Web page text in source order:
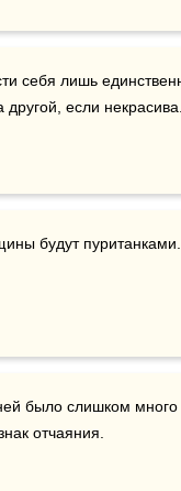
себя лишь
если некрасива.
будут
было слишком
отчаяния.